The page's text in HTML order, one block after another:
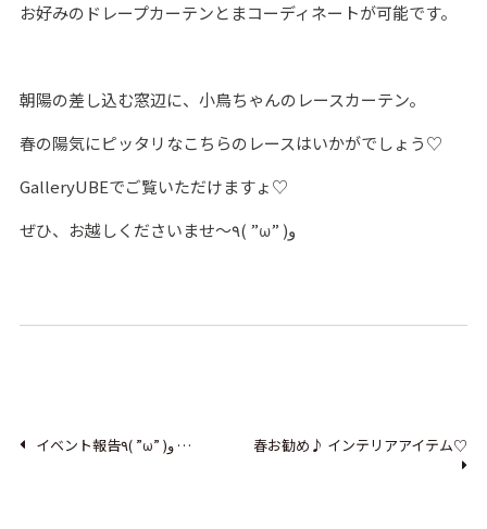
お好みのドレープカーテンとまコーディネートが可能です。
朝陽の差し込む窓辺に、小鳥ちゃんのレースカーテン。
春の陽気にピッタリなこちらのレースはいかがでしょう♡
GalleryUBEでご覧いただけますょ♡
ぜひ、お越しくださいませ～٩( ”ω” )و
イベント報告٩( ”ω” )و … 春お勧め♪ インテリアアイテム♡